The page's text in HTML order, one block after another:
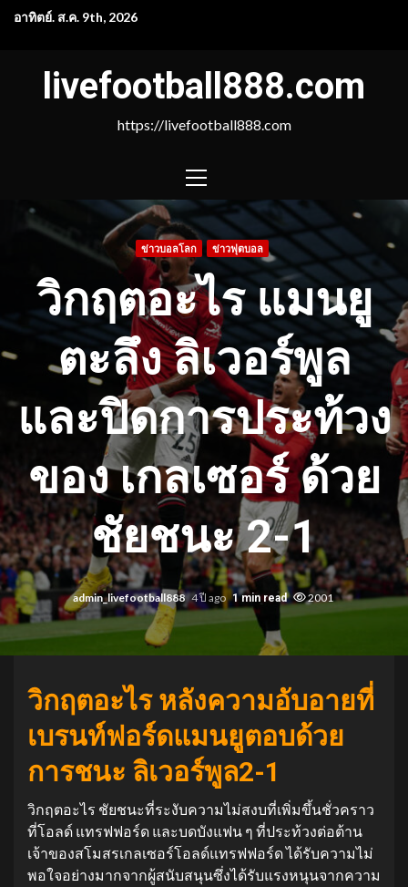
Skipอาทิตย์. ส.ค. 9th, 2026
livefootball888.com
https://livefootball888.com
PRIMARY
MENU
ข่าวบอลโลก ข่าวฟุตบอล
วิกฤตอะไร แมนยู
ตะลึง ลิเวอร์พูล
และปิดการประท้วง
ของ เกลเซอร์ ด้วย
ชัยชนะ 2-1
admin_livefootball888 4 ปี ago 1 min read 2001
วิกฤตอะไร หลังความอับอายที่
เบรนท์ฟอร์ดแมนยูตอบด้วย
การชนะ ลิเวอร์พูล2-1
วิกฤตอะไร ชัยชนะที่ระงับความไม่สงบที่เพิ่มขึ้นชั่วคราว
ที่โอลด์ แทรฟฟอร์ด และบดบังแฟน ๆ ที่ประท้วงต่อต้าน
เจ้าของสโมสรเกลเซอร์โอลด์แทรฟฟอร์ด ได้รับความไม่
พอใจอย่างมากจากผู้สนับสนุนซึ่งได้รับแรงหนุนจากความ